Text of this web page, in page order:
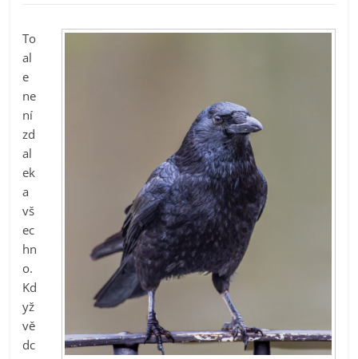
To
al
e
ne
ní
zd
al
ek
a
vš
ec
hn
o.
Kd
yž
vě
dc